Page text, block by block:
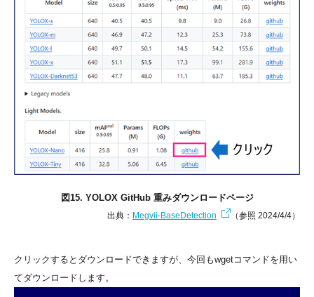
図15. YOLOX GitHub 重みダウンロードページ
出典： Megvii-BaseDetection （参照 2024/4/4）
クリックするとダウンロードできますが、今回もwgetコマンドを用い
てダウンロードします。